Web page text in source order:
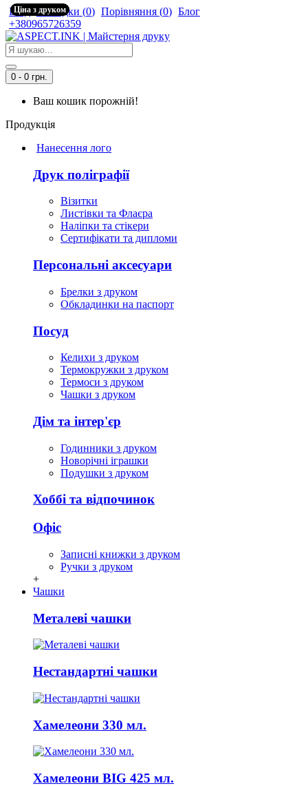
Вхід Закладки (0) Порівняння (0) Блог
+380965726359
0 - 0 грн.
Ваш кошик порожній!
Продукція
Нанесення лого
Друк поліграфії
Візитки
Листівки та Флаєра
Наліпки та стікери
Сертифікати та дипломи
Персональні аксесуари
Брелки з друком
Обкладинки на паспорт
Посуд
Келихи з друком
Термокружки з друком
Термоси з друком
Чашки з друком
Дім та інтер'єр
Годинники з друком
Новорічні іграшки
Подушки з друком
Хоббі та відпочинок
Офіс
Записні книжки з друком
Ручки з друком
+
Чашки
Металеві чашки
Нестандартні чашки
Хамелеони 330 мл.
Хамелеони BIG 425 мл.
Ціна з друком